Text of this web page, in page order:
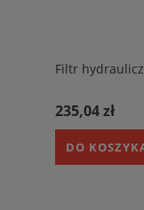
Filtr
235,04 zł
DO